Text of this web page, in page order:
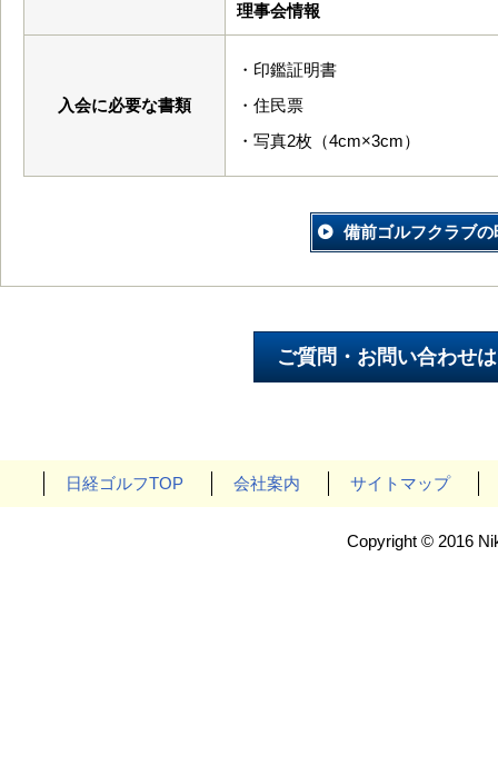
理事会情報
入会に必要な書類
・印鑑証明書
・住民票
・写真2枚（4cm×3cm）
備前ゴルフクラブの
日経ゴルフTOP 会社案内 サイトマップ
Copyright © 2016